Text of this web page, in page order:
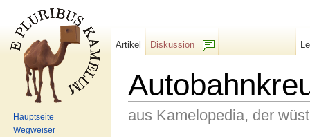
aus Kamelopedia, der
Artikel
Diskussion
Hauptseite
Wegweiser